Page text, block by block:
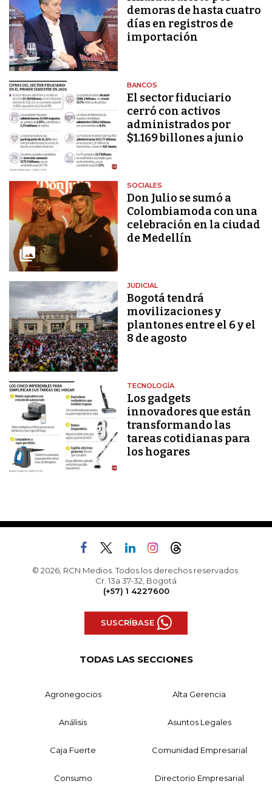
demoras de hasta cuatro
días en registros de
importación
BANCOS
El sector fiduciario
cerró con activos
administrados por
$1.169 billones a junio
SOCIALES
Don Julio se sumó a
Colombiamoda con una
celebración en la ciudad
de Medellín
JUDICIAL
Bogotá tendrá
movilizaciones y
plantones entre el 6 y el
8 de agosto
TECNOLOGÍA
Los gadgets
innovadores que están
transformando las
tareas cotidianas para
los hogares
© 2026, RCN Medios. Todos los derechos reservados.
Cr. 13a 37-32, Bogotá
(+57) 1 4227600
SUSCRÍBASE
TODAS LAS SECCIONES
Agronegocios Alta Gerencia
Análisis Asuntos Legales
Caja Fuerte Comunidad Empresarial
Consumo Directorio Empresarial